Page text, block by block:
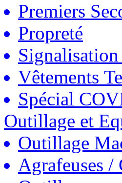
Premiers
Propreté
Vêtements
Spécial
Outillage et
Outillage
Agrafeuses /